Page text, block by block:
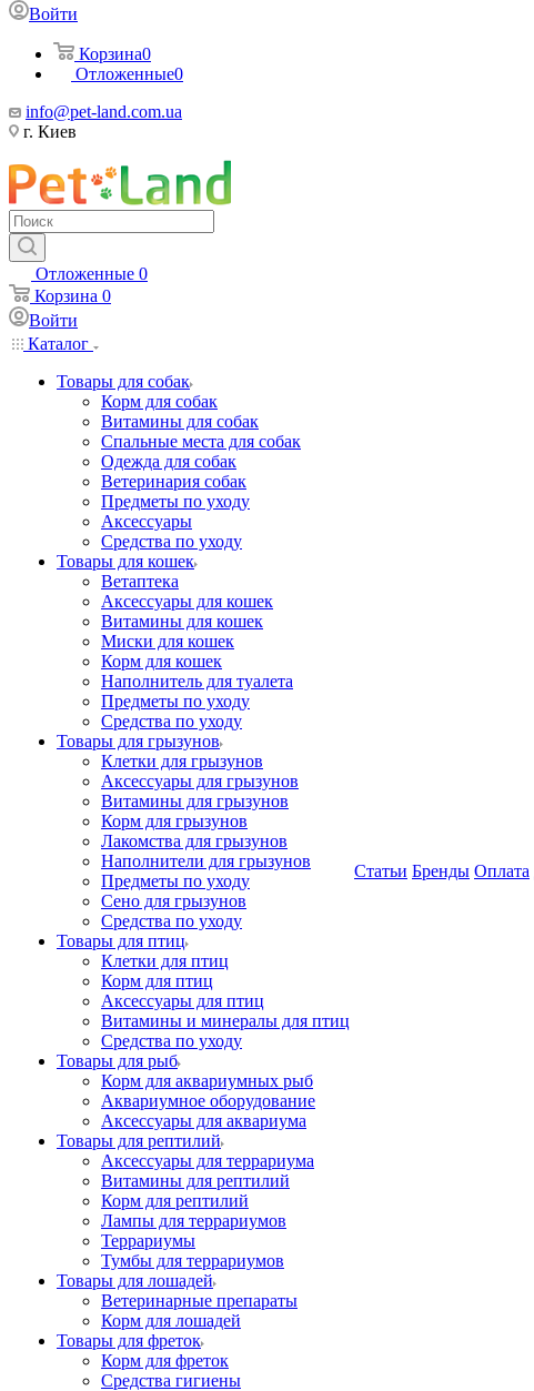
Войти
Корзина0
Отложенные0
info@pet-land.com.ua
г. Киев
Отложенные 0
Корзина 0
Войти
Каталог
Товары для собак
Корм для собак
Витамины для собак
Спальные места для собак
Одежда для собак
Ветеринария собак
Предметы по уходу
Аксессуары
Средства по уходу
Товары для кошек
Ветаптека
Аксессуары для кошек
Витамины для кошек
Миски для кошек
Корм для кошек
Наполнитель для туалета
Предметы по уходу
Средства по уходу
Товары для грызунов
Клетки для грызунов
Аксессуары для грызунов
Витамины для грызунов
Корм для грызунов
Лакомства для грызунов
Наполнители для грызунов
Предметы по уходу
Сено для грызунов
Средства по уходу
Товары для птиц
Клетки для птиц
Корм для птиц
Аксессуары для птиц
Витамины и минералы для птиц
Средства по уходу
Товары для рыб
Корм для аквариумных рыб
Аквариумное оборудование
Аксессуары для аквариума
Товары для рептилий
Аксессуары для террариума
Витамины для рептилий
Корм для рептилий
Лампы для террариумов
Террариумы
Тумбы для террариумов
Товары для лошадей
Ветеринарные препараты
Корм для лошадей
Товары для фреток
Корм для фреток
Средства гигиены
Статьи Бренды Оплата